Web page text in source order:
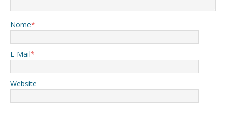
Nome*
E-Mail*
Website